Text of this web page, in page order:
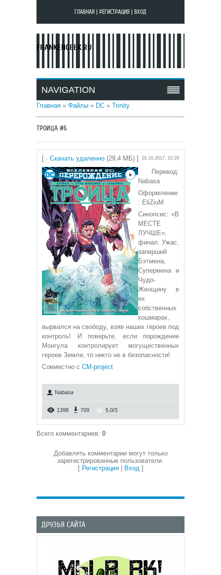
ГЛАВНАЯ РЕГИСТРАЦИЯ ВХОД
FRANKENGEEK.RU
NAVIGATION
Главная » Файлы » DC » Trinity
ТРОИЦА #6
[ · Скачать удаленно (29,4 МБ) ] 01.10.2017, 15:29
Перевод:
Nabasa
Оформление
: EliZiuM
Синопсис: «В
МЕСТЕ
ЛУЧШЕ»,
финал. Ужас,
заперший
Бэтмена,
Супермена и
Чудо-
Женщину в
их
собственных
кошмарах,
вырвался на свободу, взяв наших героев под
контроль! И поверьте, если порождение
Монгула контролирует могущественных
героев Земли, то никто не в безопасности!
Совместно с CM-project
Nabasa
1398 709 5.0/3
Всего комментариев: 0
Добавлять комментарии могут только
зарегистрированные пользователи.
[ Регистрация| Вход]
ДРУЗЬЯ САЙТА